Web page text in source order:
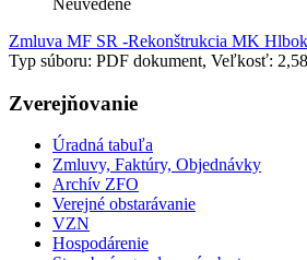
Zmluva MF SR -Rekonštrukcia MK
Typ súboru: PDF dokument, Veľkosť:
Zverejňovanie
Úradná tabuľa
Zmluvy, Faktúry, Objednávky
Archív ZFO
Verejné obstarávanie
VZN
Hospodárenie